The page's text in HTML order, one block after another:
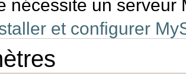
nécessite un
et configurer